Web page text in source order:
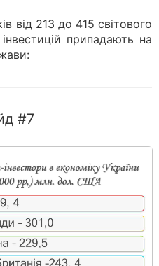
від 213 до 415 світового
припадають на
#7